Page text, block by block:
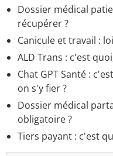
Dossier médical
récupérer ?
Canicule et travail :
ALD Trans : c'est
Chat GPT Santé :
on s'y fier ?
Dossier médical
obligatoire ?
Tiers payant : c'est